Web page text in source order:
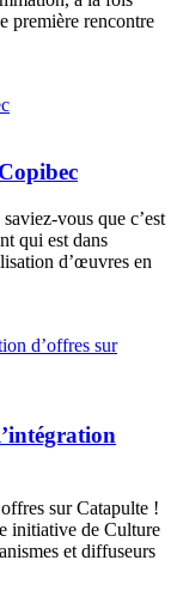
première rencontre
vous que c’est
qui est dans
d’œuvres en
sur Catapulte !
initiative de Culture
et diffuseurs